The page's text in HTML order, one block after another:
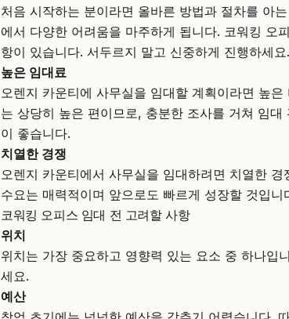
처음 시작하는 분이라면 올바른 방법과 절차를 아
에서 다양한 어려움을 마주하게 됩니다. 코워킹 오
항이 있습니다. 서두르지 말고 신중하게 진행하세요.
높은 임대료
오렌지 카운티에 사무실을 임대할 계획이라면 높
는 상당히 높은 편이므로, 충분한 조사를 거쳐 임
이 좋습니다.
치열한 경쟁
오렌지 카운티에서 사무실을 임대하려면 치열한
수요는 매력적이며 앞으로도 빠르게 성장할 것입니
코워킹 오피스 임대 전 고려할 사항
위치
위치는 가장 중요하고 영향력 있는 요소 중 하나입
세요.
예산